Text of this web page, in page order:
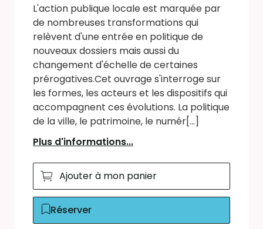
L'action publique locale est marquée par
de nombreuses transformations qui
relèvent d'une entrée en politique de
nouveaux dossiers mais aussi du
changement d'échelle de certaines
prérogatives.Cet ouvrage s'interroge sur
les formes, les acteurs et les dispositifs qui
accompagnent ces évolutions. La politique
de la ville, le patrimoine, le numér[...]
Plus d'informations...
Ajouter à mon panier
Réserver